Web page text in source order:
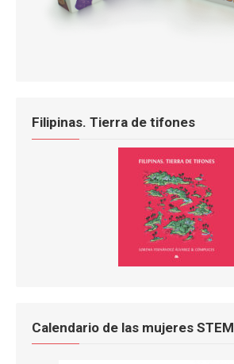
Filipinas. Tierra de tifones
Calendario de las mujeres STEM